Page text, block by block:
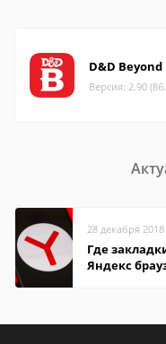
D&D Beyond
Версия: 2.90
28 декабря 2018
Где
Яндекс